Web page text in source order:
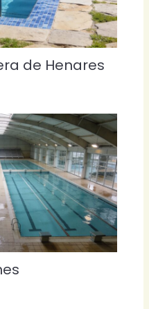
de Henares